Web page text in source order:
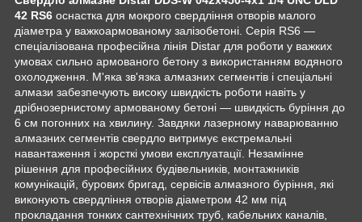
42 RS6 оснастка для мокрого свердління отворів малого
діаметра у важкоармованому залізобетоні. Серія RS6 —
спеціалізована професійна лінія Distar для роботи у важких
умовах сильно армованого бетону з використанням водяного
охолодження. М'яка зв'язка алмазних сегментів і спеціальні
алмази забезпечують високу швидкість роботи навіть у
дрібнозернистому армованому бетоні — швидкість буріння до
6 см погонних на хвилину. Завдяки лазерному наварюванню
алмазних сегментів свердло витримує екстремальні
навантаження і жорсткі умови експлуатації. Незамінне
рішення для професійних будівельників, монтажників
комунікацій, бурових бригад, сервісів алмазного буріння, які
виконують свердління отворів діаметром 42 мм під
прокладання тонких сантехнічних труб, кабельних каналів,